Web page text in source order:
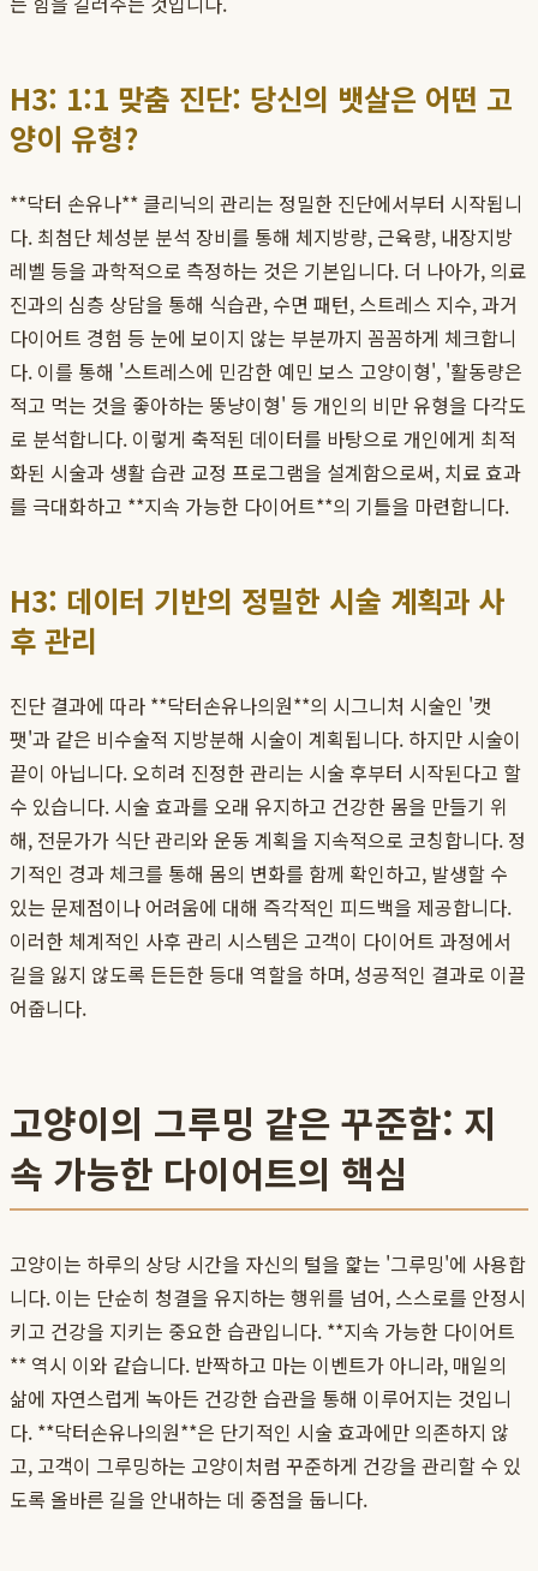
H3: 1:1 맞춤 진단: 당신의 뱃살은 어떤 고
양이 유형?
**닥터 손유나** 클리닉의 관리는 정밀한 진단에서부터 시작됩니
다. 최첨단 체성분 분석 장비를 통해 체지방량, 근육량, 내장지방
레벨 등을 과학적으로 측정하는 것은 기본입니다. 더 나아가, 의료
진과의 심층 상담을 통해 식습관, 수면 패턴, 스트레스 지수, 과거
다이어트 경험 등 눈에 보이지 않는 부분까지 꼼꼼하게 체크합니
다. 이를 통해 '스트레스에 민감한 예민 보스 고양이형', '활동량은
적고 먹는 것을 좋아하는 뚱냥이형' 등 개인의 비만 유형을 다각도
로 분석합니다. 이렇게 축적된 데이터를 바탕으로 개인에게 최적
화된 시술과 생활 습관 교정 프로그램을 설계함으로써, 치료 효과
를 극대화하고 **지속 가능한 다이어트**의 기틀을 마련합니다.
H3: 데이터 기반의 정밀한 시술 계획과 사
후 관리
진단 결과에 따라 **닥터손유나의원**의 시그니처 시술인 '캣
팻'과 같은 비수술적 지방분해 시술이 계획됩니다. 하지만 시술이
끝이 아닙니다. 오히려 진정한 관리는 시술 후부터 시작된다고 할
수 있습니다. 시술 효과를 오래 유지하고 건강한 몸을 만들기 위
해, 전문가가 식단 관리와 운동 계획을 지속적으로 코칭합니다. 정
기적인 경과 체크를 통해 몸의 변화를 함께 확인하고, 발생할 수
있는 문제점이나 어려움에 대해 즉각적인 피드백을 제공합니다.
이러한 체계적인 사후 관리 시스템은 고객이 다이어트 과정에서
길을 잃지 않도록 든든한 등대 역할을 하며, 성공적인 결과로 이끌
어줍니다.
고양이의 그루밍 같은 꾸준함: 지
속 가능한 다이어트의 핵심
고양이는 하루의 상당 시간을 자신의 털을 핥는 '그루밍'에 사용합
니다. 이는 단순히 청결을 유지하는 행위를 넘어, 스스로를 안정시
키고 건강을 지키는 중요한 습관입니다. **지속 가능한 다이어트
** 역시 이와 같습니다. 반짝하고 마는 이벤트가 아니라, 매일의
삶에 자연스럽게 녹아든 건강한 습관을 통해 이루어지는 것입니
다. **닥터손유나의원**은 단기적인 시술 효과에만 의존하지 않
고, 고객이 그루밍하는 고양이처럼 꾸준하게 건강을 관리할 수 있
도록 올바른 길을 안내하는 데 중점을 둡니다.